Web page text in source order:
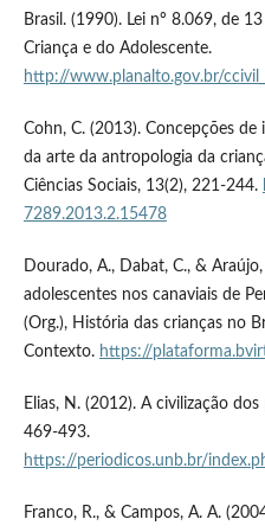
Brasil. (1990). Lei nº 8.069, de
Criança e do Adolescente.
http://www.planalto.gov.br/
Cohn, C. (2013). Concepções
da arte da antropologia da
Ciências Sociais, 13(2), 221-244.
7289.2013.2.15478
Dourado, A., Dabat, C., &
adolescentes nos canaviais de
(Org.), História das crianças no
Contexto. https://
Elias, N. (2012). A civilização
469-493.
https://periodicos.unb.br/
Franco, R., & Campos, A. A.